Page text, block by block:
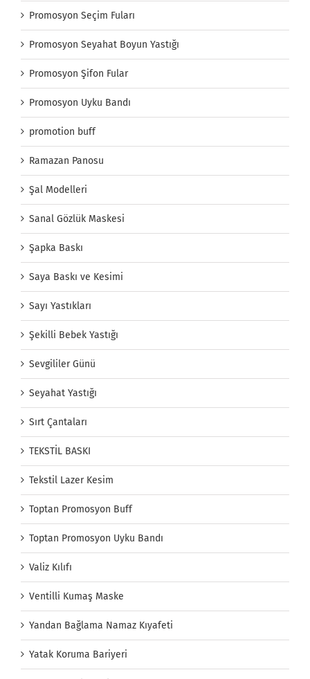
Promosyon Seçim Fuları
Promosyon Seyahat Boyun Yastığı
Promosyon Şifon Fular
Promosyon Uyku Bandı
promotion buff
Ramazan Panosu
Şal Modelleri
Sanal Gözlük Maskesi
Şapka Baskı
Saya Baskı ve Kesimi
Sayı Yastıkları
Şekilli Bebek Yastığı
Sevgililer Günü
Seyahat Yastığı
Sırt Çantaları
TEKSTİL BASKI
Tekstil Lazer Kesim
Toptan Promosyon Buff
Toptan Promosyon Uyku Bandı
Valiz Kılıfı
Ventilli Kumaş Maske
Yandan Bağlama Namaz Kıyafeti
Yatak Koruma Bariyeri